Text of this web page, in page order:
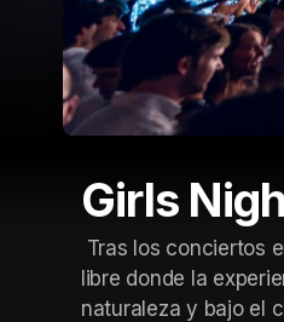
Girls
libre donde la
naturaleza y bajo el